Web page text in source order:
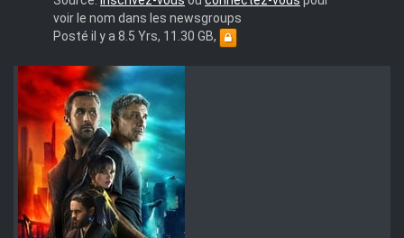
voir le nom dans les newsgroups
Posté il y a 8.5 Yrs, 11.30 GB,